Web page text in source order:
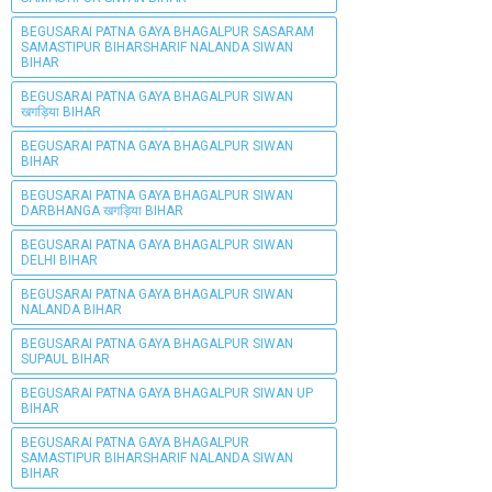
BEGUSARAI PATNA GAYA BHAGALPUR SASARAM
SAMASTIPUR BIHARSHARIF NALANDA SIWAN
BIHAR
BEGUSARAI PATNA GAYA BHAGALPUR SIWAN
खगड़िया BIHAR
BEGUSARAI PATNA GAYA BHAGALPUR SIWAN
BIHAR
BEGUSARAI PATNA GAYA BHAGALPUR SIWAN
DARBHANGA खगड़िया BIHAR
BEGUSARAI PATNA GAYA BHAGALPUR SIWAN
DELHI BIHAR
BEGUSARAI PATNA GAYA BHAGALPUR SIWAN
NALANDA BIHAR
BEGUSARAI PATNA GAYA BHAGALPUR SIWAN
SUPAUL BIHAR
BEGUSARAI PATNA GAYA BHAGALPUR SIWAN UP
BIHAR
BEGUSARAI PATNA GAYA BHAGALPUR
SAMASTIPUR BIHARSHARIF NALANDA SIWAN
BIHAR